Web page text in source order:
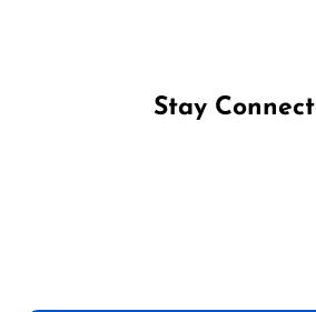
Stay